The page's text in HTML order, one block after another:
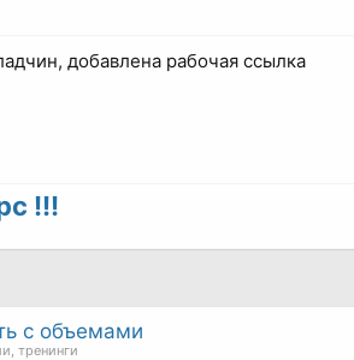
добавлена рабочая ссылка
!!!
с объемами
тренинги